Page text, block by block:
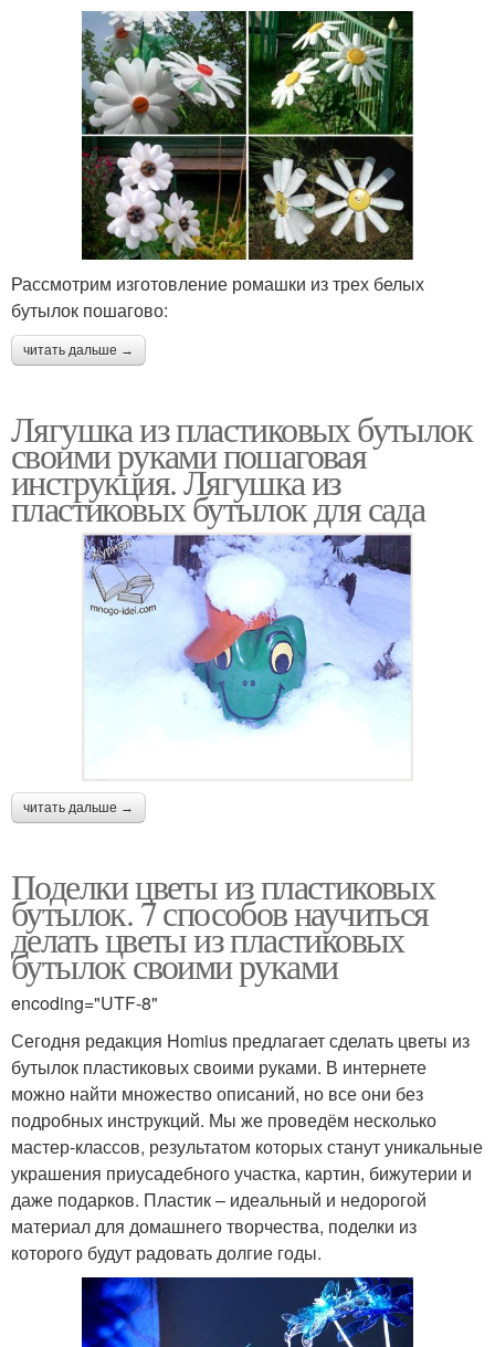
Рассмотрим изготовление ромашки из трех белых
бутылок пошагово:
читать дальше →
Лягушка из пластиковых бутылок
своими руками пошаговая
инструкция. Лягушка из
пластиковых бутылок для сада
читать дальше →
Поделки цветы из пластиковых
бутылок. 7 способов научиться
делать цветы из пластиковых
бутылок своими руками
encoding="UTF-8"
Сегодня редакция Homius предлагает сделать цветы из
бутылок пластиковых своими руками. В интернете
можно найти множество описаний, но все они без
подробных инструкций. Мы же проведём несколько
мастер-классов, результатом которых станут уникальные
украшения приусадебного участка, картин, бижутерии и
даже подарков. Пластик – идеальный и недорогой
материал для домашнего творчества, поделки из
которого будут радовать долгие годы.